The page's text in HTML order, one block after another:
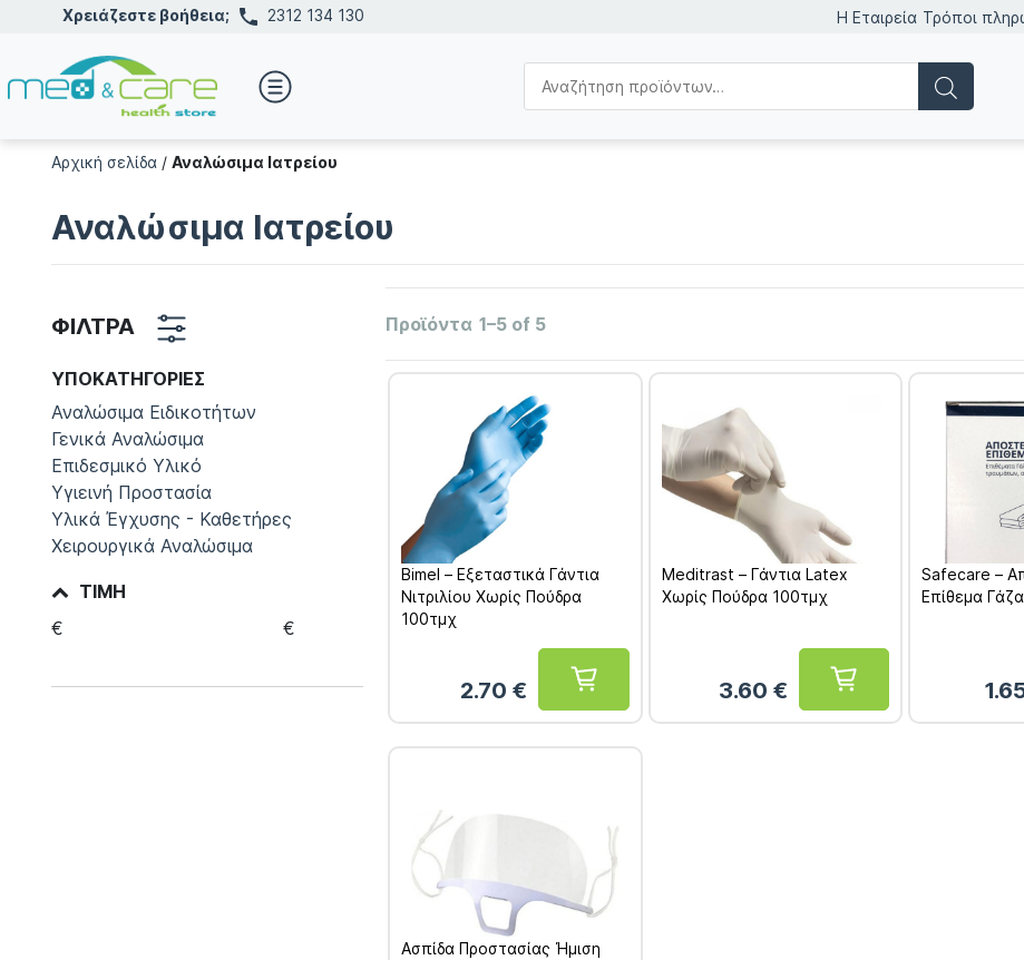
Χρειάζεστε βοήθεια; 2312 134 130 Η Εταιρεία Τρόποι
Αρχική σελίδα/ Αναλώσιμα Ιατρείου
Αναλώσιμα Ιατρείου
ΦΙΛΤΡΑ
ΥΠΟΚΑΤΗΓΟΡΊΕΣ
Αναλώσιμα Ειδικοτήτων
Γενικά Αναλώσιμα
Επιδεσμικό Υλικό
Υγιεινή Προστασία
Υλικά Έγχυσης - Καθετήρες
Χειρουργικά Αναλώσιμα
ΤΙΜΉ
€
€
Προϊόντα 1–5 of 5
Bimel – Εξεταστικά Γάντια
Νιτριλίου Χωρίς Πούδρα
100τμχ
2.70 €
Meditrast – Γάντια Latex
Χωρίς Πούδρα 100τμχ
3.60 €
Safecare –
Επίθεμα
Ασπίδα Προστασίας Ήμιση